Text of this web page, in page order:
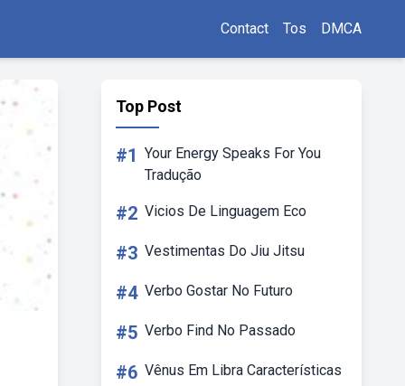
Contact Tos DMCA
Top Post
#1 Your Energy Speaks For You
Tradução
#2 Vicios De Linguagem Eco
#3 Vestimentas Do Jiu Jitsu
#4 Verbo Gostar No Futuro
#5 Verbo Find No Passado
#6 Vênus Em Libra Características